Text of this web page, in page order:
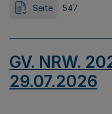
Seite 547
GV. NRW.
29.07.2026